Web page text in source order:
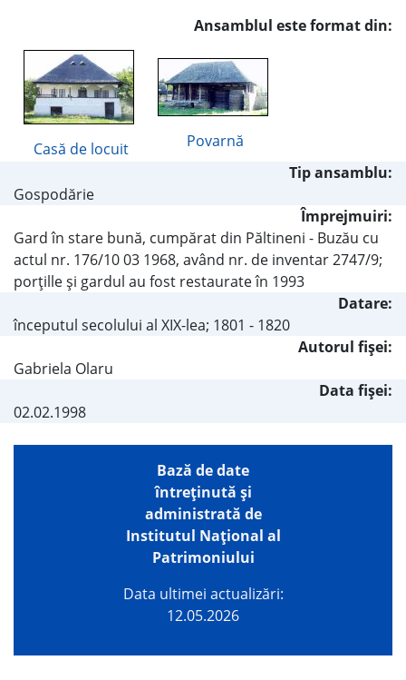
Ansamblul este format din:
Casă de locuit
Povarnă
Tip ansamblu:
Gospodărie
Împrejmuiri:
Gard în stare bună, cumpărat din Păltineni - Buzău cu
actul nr. 176/10 03 1968, având nr. de inventar 2747/9;
porţille şi gardul au fost restaurate în 1993
Datare:
începutul secolului al XIX-lea; 1801 - 1820
Autorul fişei:
Gabriela Olaru
Data fișei:
02.02.1998
Bază de date
întreţinută şi
administrată de
Institutul Național al
Patrimoniului
Data ultimei actualizări:
12.05.2026